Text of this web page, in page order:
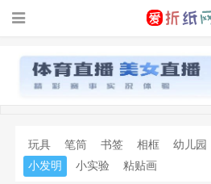
玩具 笔筒 书签 相框 幼儿园
小发明
小实验 粘贴画